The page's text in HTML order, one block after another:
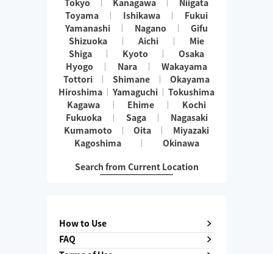
Tokyo
Kanagawa
Niigata
Toyama
Ishikawa
Fukui
Yamanashi
Nagano
Gifu
Shizuoka
Aichi
Mie
Shiga
Kyoto
Osaka
Hyogo
Nara
Wakayama
Tottori
Shimane
Okayama
Hiroshima
Yamaguchi
Tokushima
Kagawa
Ehime
Kochi
Fukuoka
Saga
Nagasaki
Kumamoto
Oita
Miyazaki
Kagoshima
Okinawa
Search from Current Location
How to Use
FAQ